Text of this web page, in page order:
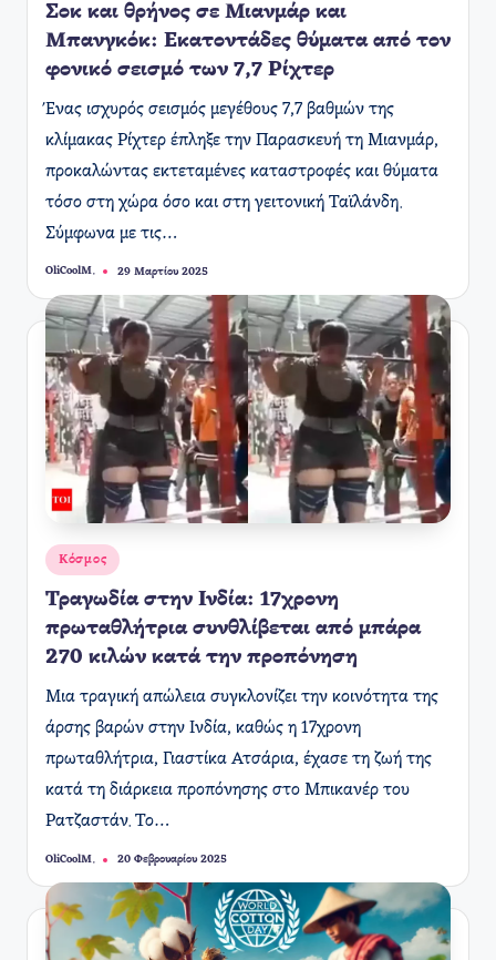
Σοκ και θρήνος σε Μιανμάρ και
Μπανγκόκ: Εκατοντάδες θύματα από τον
φονικό σεισμό των 7,7 Ρίχτερ
Ένας ισχυρός σεισμός μεγέθους 7,7 βαθμών της
κλίμακας Ρίχτερ έπληξε την Παρασκευή τη Μιανμάρ,
προκαλώντας εκτεταμένες καταστροφές και θύματα
τόσο στη χώρα όσο και στη γειτονική Ταϊλάνδη.
Σύμφωνα με τις…
Συγγραφέας:
OliCoolM. 29 Μαρτίου 2025
Αναρτήθηκε
σε
Κόσμος
Τραγωδία στην Ινδία: 17χρονη
πρωταθλήτρια συνθλίβεται από μπάρα
270 κιλών κατά την προπόνηση
Μια τραγική απώλεια συγκλονίζει την κοινότητα της
άρσης βαρών στην Ινδία, καθώς η 17χρονη
πρωταθλήτρια, Γιαστίκα Ατσάρια, έχασε τη ζωή της
κατά τη διάρκεια προπόνησης στο Μπικανέρ του
Ρατζαστάν. Το…
Συγγραφέας:
OliCoolM. 20 Φεβρουαρίου 2025